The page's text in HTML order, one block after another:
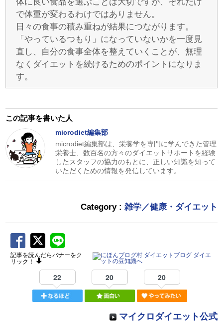
で体重が変わるわけではありません。
日々の食事の積み重ねが結果につながります。
「やっているつもり」になっていないかを一度見
直し、自分の食事全体を整えていくことが、無理
なくダイエットを続けるためのポイントになりま
す。
この記事を書いた人
microdiet編集部
microdiet編集部は、栄養学を専門に学んできた管理
栄養士、数百名の方々のダイエットサポートを経験
したスタッフの協力のもとに、正しい知識を知って
いただくための情報を発信しています。
Category : 雑学／健康・ダイエット
記事を読んだらバナーをク
リック！
22 20 20
マイクロダイエット公式